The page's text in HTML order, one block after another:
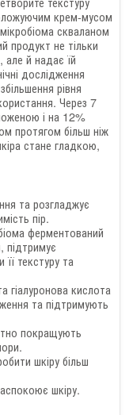
крем-мусом
скваланом
продукт не тільки
але й надає їй
дослідження
рівня
Через 7
і на 12%
протягом більш ніж
стане гладкою,
та розгладжує
пір.
ферментований
підтримує
текстуру та
гіалуронова кислота
та підтримують
покращують
шкіру більш
шкіру.